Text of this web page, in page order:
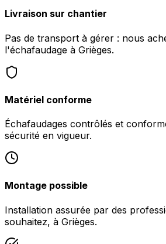
Livraison sur chantier
Pas de transport à gérer : nous
l'échafaudage à Grièges.
Matériel conforme
Échafaudages contrôlés et
sécurité en vigueur.
Montage possible
Installation assurée par des
souhaitez, à Grièges.